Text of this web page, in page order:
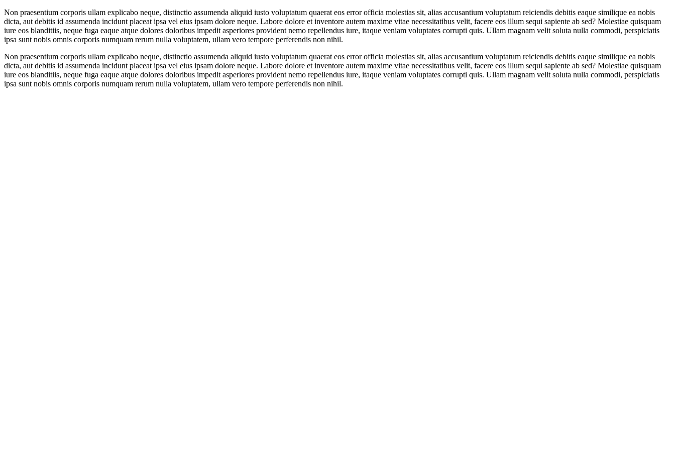
Non praesentium corporis ullam explicabo neque, distinctio assumenda aliquid iusto voluptatum quaerat eos error officia molestias sit, alias accusantium voluptatum reiciendis debitis eaque similique ea nobis
dicta, aut debitis id assumenda incidunt placeat ipsa vel eius ipsam dolore neque. Labore dolore et inventore autem maxime vitae necessitatibus velit, facere eos illum sequi sapiente ab sed? Molestiae quisquam
iure eos blanditiis, neque fuga eaque atque dolores doloribus impedit asperiores provident nemo repellendus iure, itaque veniam voluptates corrupti quis. Ullam magnam velit soluta nulla commodi, perspiciatis
ipsa sunt nobis omnis corporis numquam rerum nulla voluptatem, ullam vero tempore perferendis non nihil.
Non praesentium corporis ullam explicabo neque, distinctio assumenda aliquid iusto voluptatum quaerat eos error officia molestias sit, alias accusantium voluptatum reiciendis debitis eaque similique ea nobis
dicta, aut debitis id assumenda incidunt placeat ipsa vel eius ipsam dolore neque. Labore dolore et inventore autem maxime vitae necessitatibus velit, facere eos illum sequi sapiente ab sed? Molestiae quisquam
iure eos blanditiis, neque fuga eaque atque dolores doloribus impedit asperiores provident nemo repellendus iure, itaque veniam voluptates corrupti quis. Ullam magnam velit soluta nulla commodi, perspiciatis
ipsa sunt nobis omnis corporis numquam rerum nulla voluptatem, ullam vero tempore perferendis non nihil.